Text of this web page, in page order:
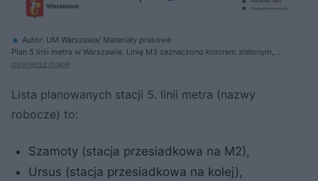
Autor: UM Warszawa/ Materiały prasowe
Plan 5 linii metra w Warszawie. Linię M3 zaznaczono kolorem zielonym,
linię M4 – żółtym, a linię M5 – fioletowym.
powiększ mapę
Lista planowanych stacji 5. linii metra (nazwy
robocze) to:
Szamoty (stacja przesiadkowa na M2),
Ursus (stacja przesiadkowa na kolej),